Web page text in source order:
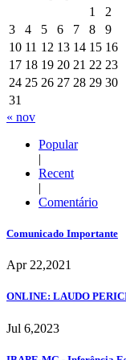
1
2
3
4 5 6 7 8
9
10 11 12 13 14 15 16
17 18 19 20 21 22 23
24 25 26 27 28 29 30
31
« nov
Popular
|
Recent
|
Comentário
Comunicado Importante
Apr 22,2021
ONLINE: LAUDO
Jul 6,2023